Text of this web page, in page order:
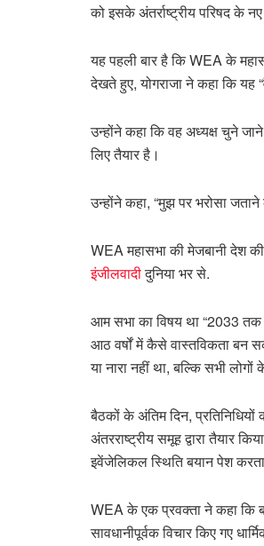
को इसके अंतर्राष्ट्रीय परिषद के
यह पहली बार है कि WEA के
देखते हुए, योगराजा ने कहा कि यह
उन्होंने कहा कि वह अध्यक्ष चुने
लिए तैयार है।
उन्होंने कहा, “मुझ पर भरोसा
WEA महासभा की मेजबानी देश
इंजीलवादीदुनिया भर से.
आम सभा का विषय था “2033 तक
आठ वर्षों में कैसे वास्तविकता बन
या नारा नहीं था, बल्कि सभी
बैठकों के अंतिम दिन,
अंतरराष्ट्रीय समूह द्वारा तैयार
इवेंजेलिकल स्थिति बयान पेश
WEA के एक प्रवक्ता ने कहा कि
सावधानीपूर्वक विचार किए गए